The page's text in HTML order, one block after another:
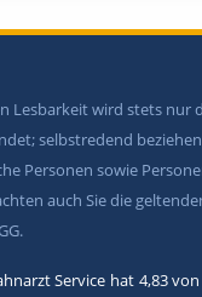
Lesbarkeit wird stets nur
selbstredend
Personen sowie
auch Sie die
Service hat 4,83von